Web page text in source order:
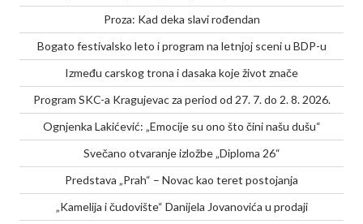
Proza: Kad deka slavi rođendan
Bogato festivalsko leto i program na letnjoj sceni u BDP-u
Između carskog trona i dasaka koje život znače
Program SKC-a Kragujevac za period od 27. 7. do 2. 8. 2026.
Ognjenka Lakićević: „Emocije su ono što čini našu dušu“
Svečano otvaranje izložbe „Diploma 26“
Predstava „Prah“ – Novac kao teret postojanja
„Kamelija i čudovište“ Danijela Jovanovića u prodaji